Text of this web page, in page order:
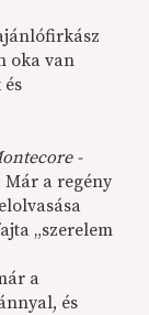
oka van
-
a regény
„szerelem
a
és